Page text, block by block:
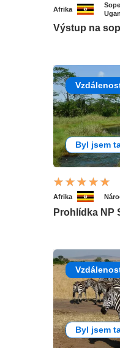
Afrika
Výstup na
Byl jsem
Afrika
Prohlídka NP
Byl jsem